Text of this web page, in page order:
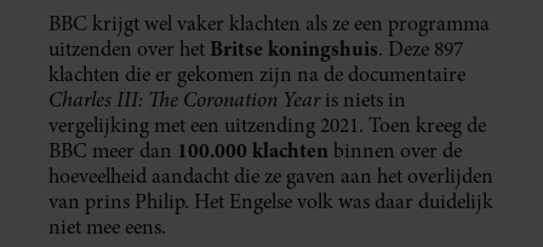
BBC krijgt wel vaker klachten als ze een programma
uitzenden over het Britse koningshuis. Deze 897
klachten die er gekomen zijn na de documentaire
Charles III: The Coronation Yearis niets in
vergelijking met een uitzending 2021. Toen kreeg de
BBC meer dan 100.000 klachten binnen over de
hoeveelheid aandacht die ze gaven aan het overlijden
van prins Philip. Het Engelse volk was daar duidelijk
niet mee eens.